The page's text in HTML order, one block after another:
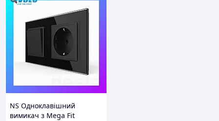
NS Одноклавішний
вимикач з Mega Fit